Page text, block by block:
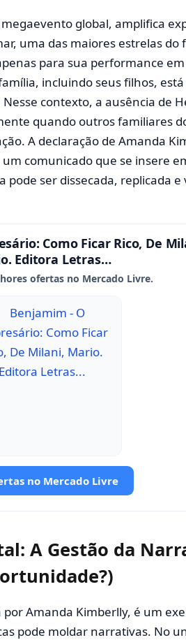
global, amplifica
uma das maiores estrelas
para sua performance
incluindo seus filhos,
contexto, a ausência de
quando outros familiares
A declaração de Amanda
comunicado que se insere
ser dissecada, replicada e
Como Ficar Rico, De
Editora Letras…
ofertas no Mercado Livre.
no Mercado Livre
A Gestão da
Amanda Kimberlly, é um
pode moldar narrativas. No